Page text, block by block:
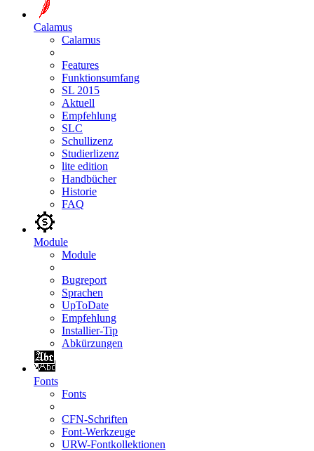
Calamus
Calamus
Features
Funktionsumfang
SL 2015
Aktuell
Empfehlung
SLC
Schullizenz
Studierlizenz
lite edition
Handbücher
Historie
FAQ
Module
Module
Bugreport
Sprachen
UpToDate
Empfehlung
Installier-Tip
Abkürzungen
Fonts
Fonts
CFN-Schriften
Font-Werkzeuge
URW-Fontkollektionen